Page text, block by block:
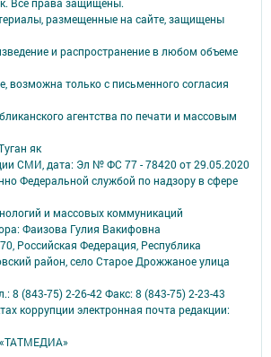
Все права защищены.
размещенные на сайте, защищены
и распространение в любом объеме
возможна только с письменного согласия
агентства по печати и массовым
як
СМИ, дата: Эл № ФС 77 - 78420 от 29.05.2020
Федеральной службой по надзору в сфере
и массовых коммуникаций
Фаизова Гулия Вакифовна
Российская Федерация, Республика
район, село Старое Дрожжаное улица
8 (843-75) 2-26-42 Факс: 8 (843-75) 2-23-43
коррупции электронная почта редакции: